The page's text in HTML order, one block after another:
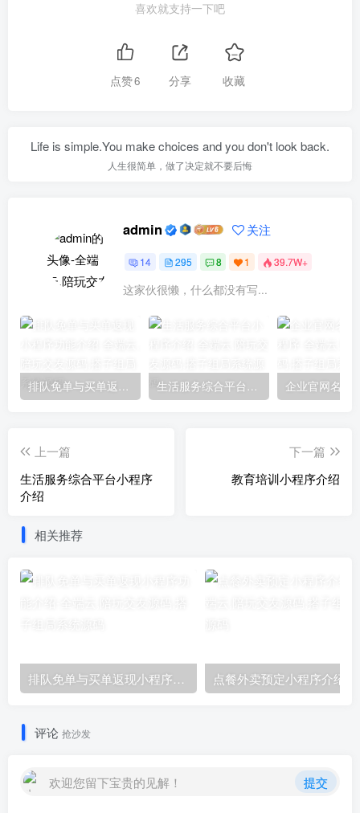
喜欢就支持一下吧
点赞6 分享 收藏
Life is simple.You make choices and you don't look back.
人生很简单，做了决定就不要后悔
admin 关注
14 295 8 1 39.7W+
这家伙很懒，什么都没有写...
排队免单与买单返现小程序功能介绍 生活服务综合平台小程序介绍
上一篇
生活服务综合平台小程序
介绍
下一篇
教育培训小程序介绍
相关推荐
排队免单与买单返现小程序功能介绍 点餐外卖预定小程序介绍！
评论 抢沙发
欢迎您留下宝贵的见解！ 提交